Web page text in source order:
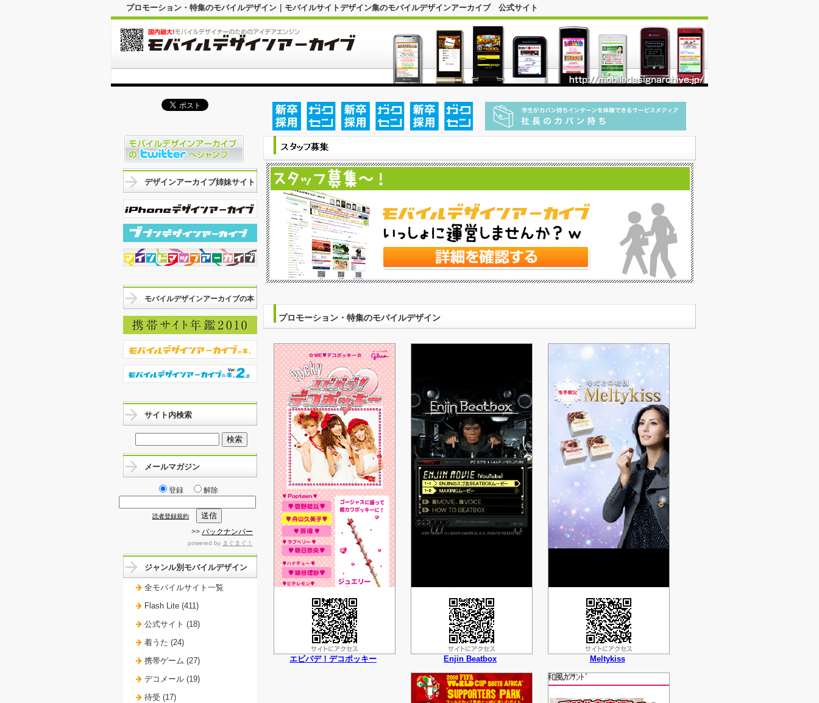
プロモーション・特集のモバイルデザイン｜モバイルサイトデザイン集のモバイルデザインアーカイブ 公式サイト
プロモーション・特集のモバイルデザイン
エビバデ！デコポッキー Enjin Beatbox Meltykiss
デザインアーカイブ姉妹サイト
モバイルデザインアーカイブの本
サイト内検索
メールマガジン
登録 解除
読者登録規約
>> バックナンバー
powered by まぐまぐ！
ジャンル別モバイルデザイン
全モバイルサイト一覧
Flash Lite (411)
公式サイト (18)
着うた (24)
携帯ゲーム (27)
デコメール (19)
待受 (17)